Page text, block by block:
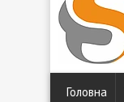
Головна